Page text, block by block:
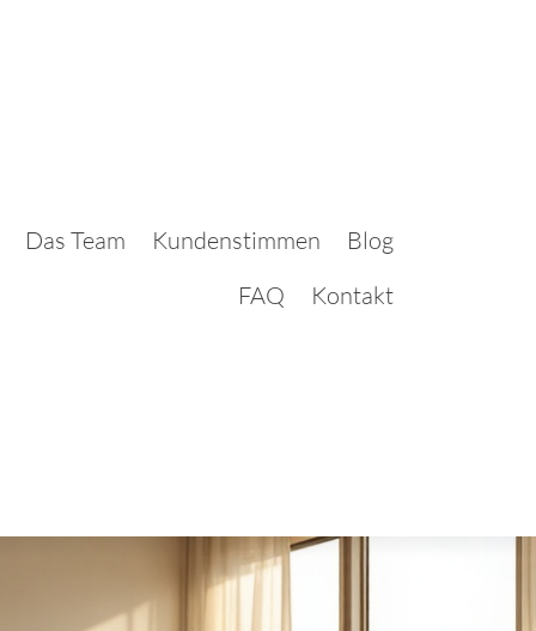
Das Team Kundenstimmen
Blog
FAQ
Kontakt